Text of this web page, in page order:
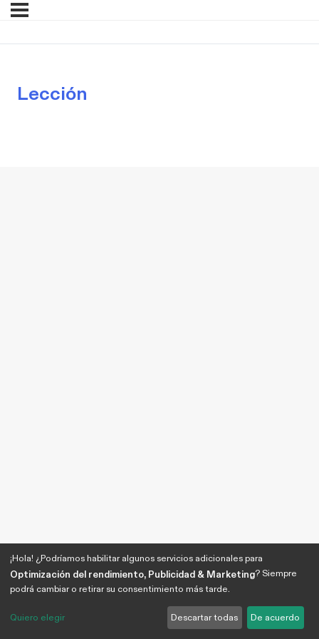
Lección
¡Hola! ¿Podríamos habilitar algunos servicios adicionales para
Optimización del rendimiento, Publicidad & Marketing? Siempre
podrá cambiar o retirar su consentimiento más tarde.
Quiero elegir Descartar todas De acuerdo